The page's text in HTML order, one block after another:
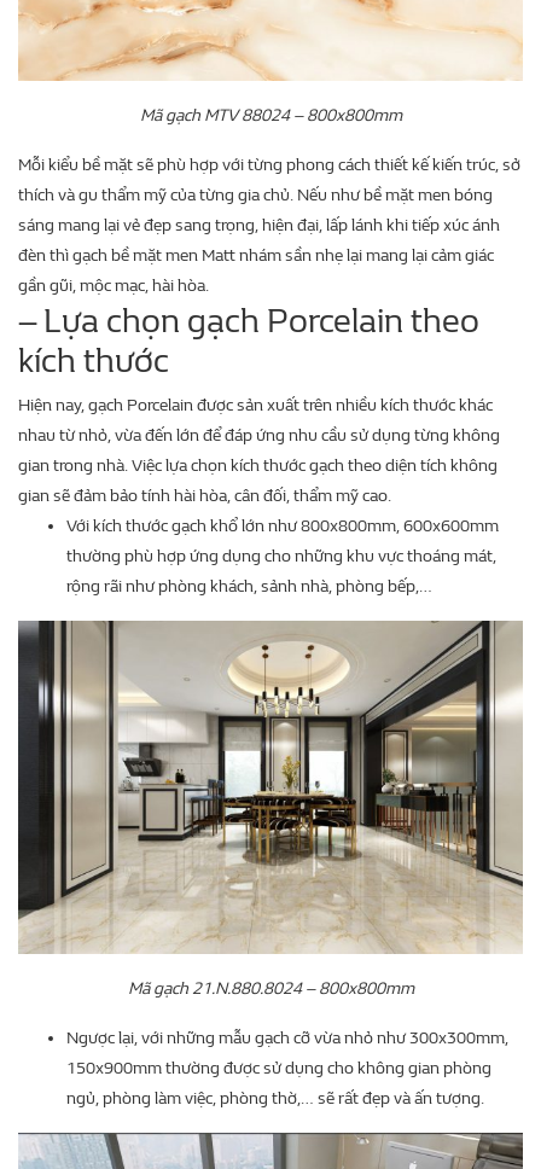
Mã gạch MTV 88024 – 800x800mm
Mỗi kiểu bề mặt sẽ phù hợp với từng phong cách thiết kế kiến trúc, sở
thích và gu thẩm mỹ của từng gia chủ. Nếu như bề mặt men bóng
sáng mang lại vẻ đẹp sang trọng, hiện đại, lấp lánh khi tiếp xúc ánh
đèn thì gạch bề mặt men Matt nhám sần nhẹ lại mang lại cảm giác
gần gũi, mộc mạc, hài hòa.
– Lựa chọn gạch Porcelain theo
kích thước
Hiện nay, gạch Porcelain được sản xuất trên nhiều kích thước khác
nhau từ nhỏ, vừa đến lớn để đáp ứng nhu cầu sử dụng từng không
gian trong nhà. Việc lựa chọn kích thước gạch theo diện tích không
gian sẽ đảm bảo tính hài hòa, cân đối, thẩm mỹ cao.
Với kích thước gạch khổ lớn như 800x800mm, 600x600mm
thường phù hợp ứng dụng cho những khu vực thoáng mát,
rộng rãi như phòng khách, sảnh nhà, phòng bếp,…
Mã gạch 21.N.880.8024 – 800x800mm
Ngược lại, với những mẫu gạch cỡ vừa nhỏ như 300x300mm,
150x900mm thường được sử dụng cho không gian phòng
ngủ, phòng làm việc, phòng thờ,… sẽ rất đẹp và ấn tượng.